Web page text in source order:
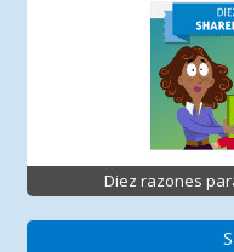
Diez razones